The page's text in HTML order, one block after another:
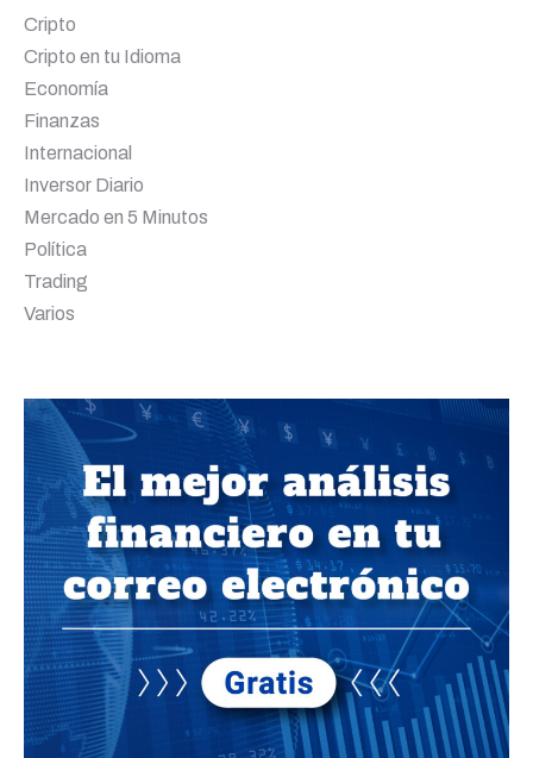
Cripto
Cripto en tu Idioma
Economía
Finanzas
Internacional
Inversor Diario
Mercado en 5 Minutos
Política
Trading
Varios